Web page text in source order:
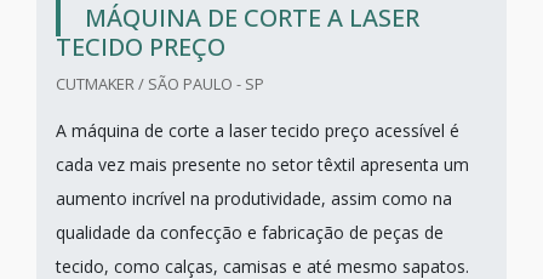
MÁQUINA DE CORTE A LASER
TECIDO PREÇO
CUTMAKER / SÃO PAULO - SP
A máquina de corte a laser tecido preço acessível é
cada vez mais presente no setor têxtil apresenta um
aumento incrível na produtividade, assim como na
qualidade da confecção e fabricação de peças de
tecido, como calças, camisas e até mesmo sapatos.